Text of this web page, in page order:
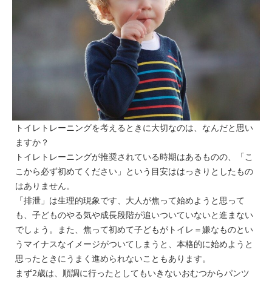
トイレトレーニングを考えるときに大切なのは、なんだと思い
ますか？
トイレトレーニングが推奨されている時期はあるものの、「こ
こから必ず初めてください」という目安ははっきりとしたもの
はありません。
「排泄」は生理的現象です、大人が焦って始めようと思って
も、子どものやる気や成長段階が追いついていないと進まない
でしょう。また、焦って初めて子どもがトイレ＝嫌なものとい
うマイナスなイメージがついてしまうと、本格的に始めようと
思ったときにうまく進められないこともあります。
まず2歳は、順調に行ったとしてもいきないおむつからパンツ